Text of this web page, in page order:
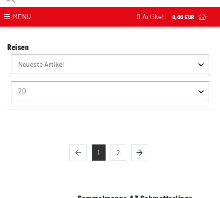
MENU 0 Artikel - 0,00 EUR
Reisen
1 2